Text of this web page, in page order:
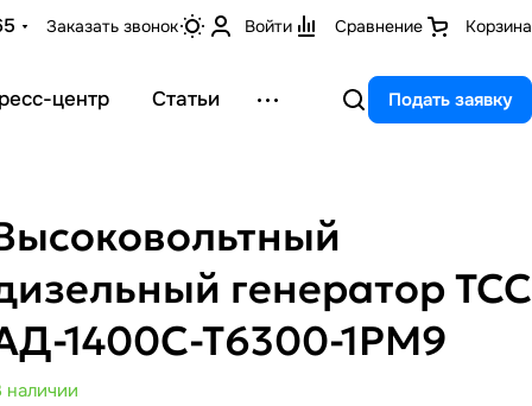
Заказать звонок Войти Сравнение Корзина
центр Статьи Подать заявку
генератор ТСС
1400С-Т6300-1РМ9
наличии